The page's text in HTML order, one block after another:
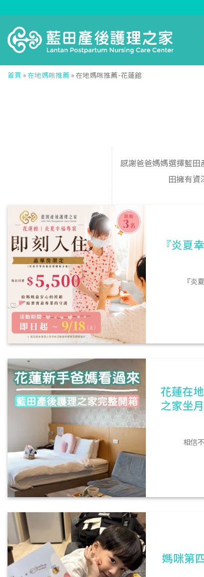
to
content
首頁 »在地媽咪推薦 » 在地媽咪推薦-花蓮館
感謝爸爸媽媽選擇藍
田擁有資
『炎夏
『炎
花蓮在
之家坐
相信
媽咪第